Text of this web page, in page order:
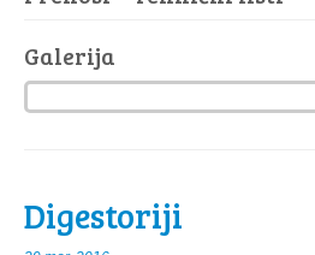
Galerija
Digestoriji